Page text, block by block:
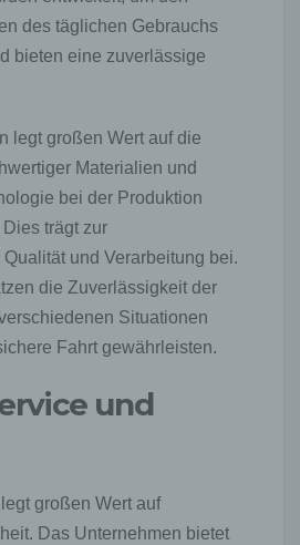
des täglichen Gebrauchs
bieten eine zuverlässige
legt großen Wert auf die
Materialien und
bei der Produktion
trägt zur
und Verarbeitung bei.
die Zuverlässigkeit der
Situationen
Fahrt gewährleisten.
und
großen Wert auf
Das Unternehmen bietet